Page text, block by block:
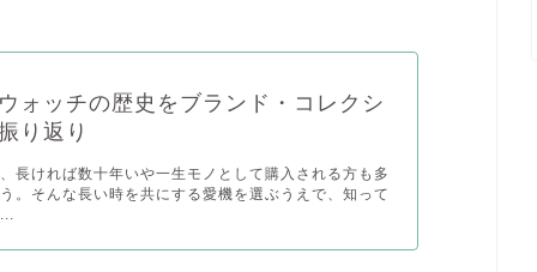
ォッチの歴史をブランド・コレクシ
り返り
長ければ数十年いや一生モノとして購入される方も多
。そんな長い時を共にする愛機を選ぶうえで、知って